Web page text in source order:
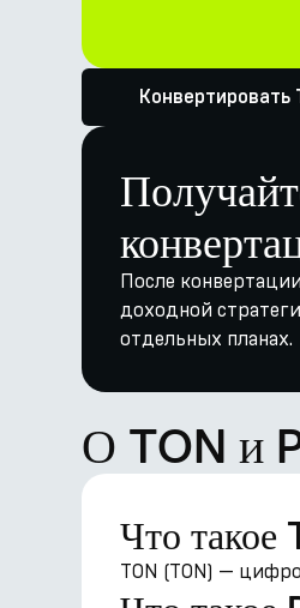
Конвертировать
После
доходной
отдельных планах.
О TON и
Что
TON (TON) —